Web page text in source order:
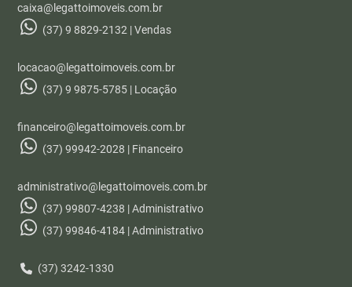
caixa@legattoimoveis.com.br
(37) 9 8829-2132 | Vendas
locacao@legattoimoveis.com.br
(37) 9 9875-5785 | Locação
financeiro@legattoimoveis.com.br
(37) 99942-2028 | Financeiro
administrativo@legattoimoveis.com.br
(37) 99807-4238 | Administrativo
(37) 99846-4184 | Administrativo
(37) 3242-1330